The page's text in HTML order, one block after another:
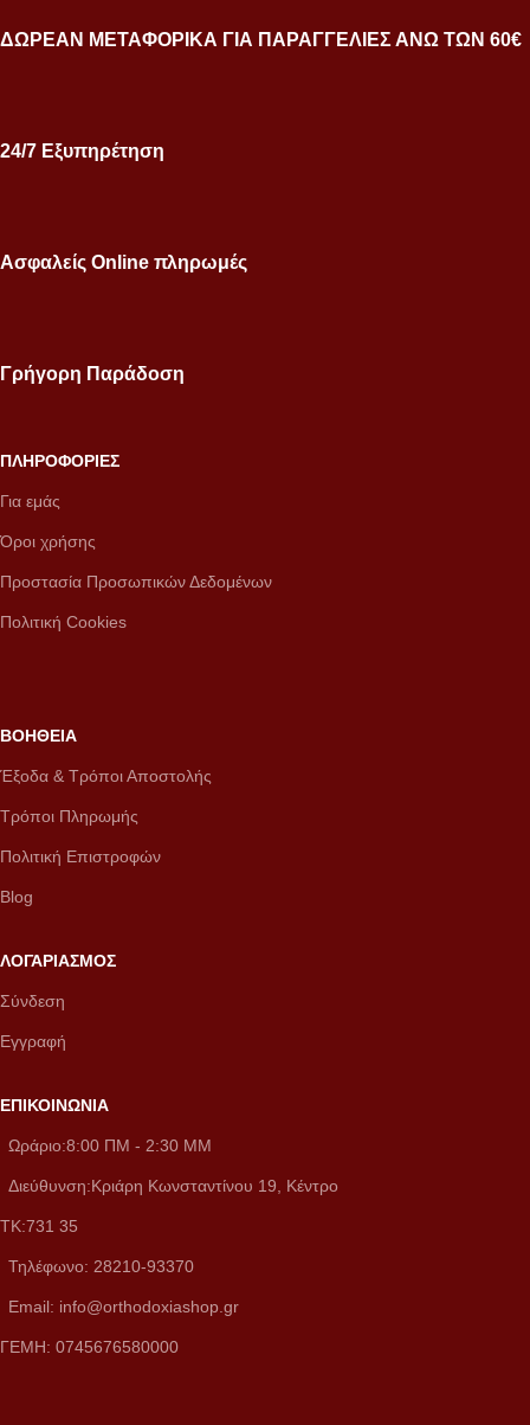
ΔΩΡΕΑΝ ΜΕΤΑΦΟΡΙΚΑ ΓΙΑ ΠΑΡΑΓΓΕΛΙΕΣ ΑΝΩ ΤΩΝ 60€
24/7 Εξυπηρέτηση
Ασφαλείς Online πληρωμές
Γρήγορη Παράδοση
ΠΛΗΡΟΦΟΡΙΕΣ
Για εμάς
Όροι χρήσης
Προστασία Προσωπικών Δεδομένων
Πολιτική Cookies
ΒΟΗΘΕΙΑ
Έξοδα & Τρόποι Αποστολής
Τρόποι Πληρωμής
Πολιτική Επιστροφών
Blog
ΛΟΓΑΡΙΑΣΜΟΣ
Σύνδεση
Εγγραφή
ΕΠΙΚΟΙΝΩΝΙΑ
Ωράριο:8:00 ΠM - 2:30 MM
Διεύθυνση:Κριάρη Κωνσταντίνου 19, Κέντρο
ΤΚ:731 35
Τηλέφωνο: 28210-93370
Email: info@orthodoxiashop.gr
ΓΕΜH: 0745676580000